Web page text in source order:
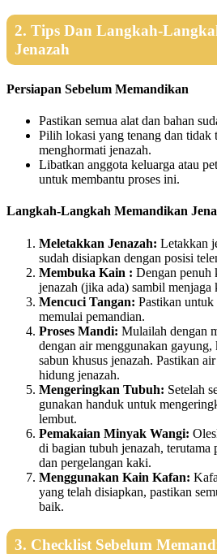
2. Tips Dan Langkah-
Jenazah
Persiapan Sebelum Memandikan
Pastikan semua alat dan bahan
Pilih lokasi yang tenang dan tidak
menghormati jenazah.
Libatkan anggota keluarga atau
untuk membantu proses ini.
Langkah-Langkah Memandikan
Meletakkan Jenazah: Letakkan
sudah disiapkan dengan posisi
Membuka Kain : Dengan penuh
jenazah (jika ada) sambil menjaga
Mencuci Tangan: Pastikan untuk
memulai pemandian.
Proses Mandi: Mulailah dengan
dengan air menggunakan gayung,
sabun khusus jenazah. Pastikan
hidung jenazah.
Mengeringkan Tubuh: Setelah
gunakan handuk untuk
lembut.
Pemakaian Minyak Wangi:
di bagian tubuh jenazah, terutama
dan pergelangan kaki.
Menggunakan Kain Kafan:
yang telah disiapkan, pastikan
baik.
3. Checklist Sebelum